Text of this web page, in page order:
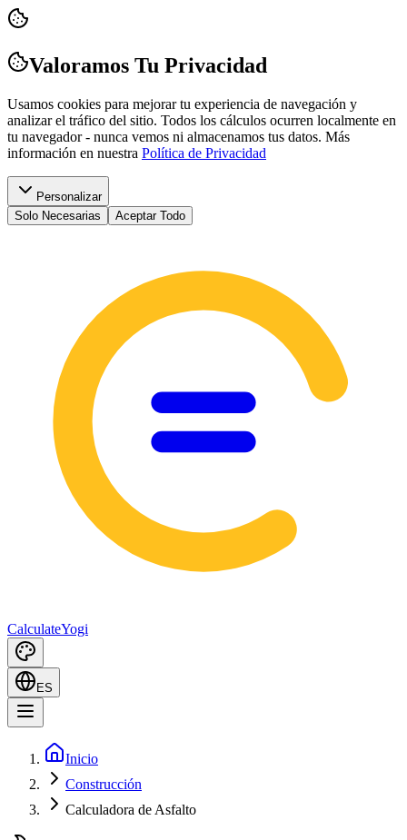
Valoramos Tu Privacidad
Usamos cookies para mejorar tu experiencia de navegación y
analizar el tráfico del sitio. Todos los cálculos ocurren localmente en
tu navegador - nunca vemos ni almacenamos tus datos. Más
información en nuestra Política de Privacidad
Personalizar
Solo Necesarias
Aceptar Todo
CalculateYogi
ES
Inicio
Construcción
Calculadora de Asfalto